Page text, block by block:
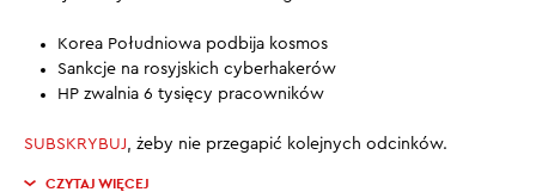
Korea Południowa podbija kosmos
Sankcje na rosyjskich cyberhakerów
HP zwalnia 6 tysięcy pracowników
SUBSKRYBUJ, żeby nie przegapić kolejnych odcinków.
CZYTAJ WIĘCEJ